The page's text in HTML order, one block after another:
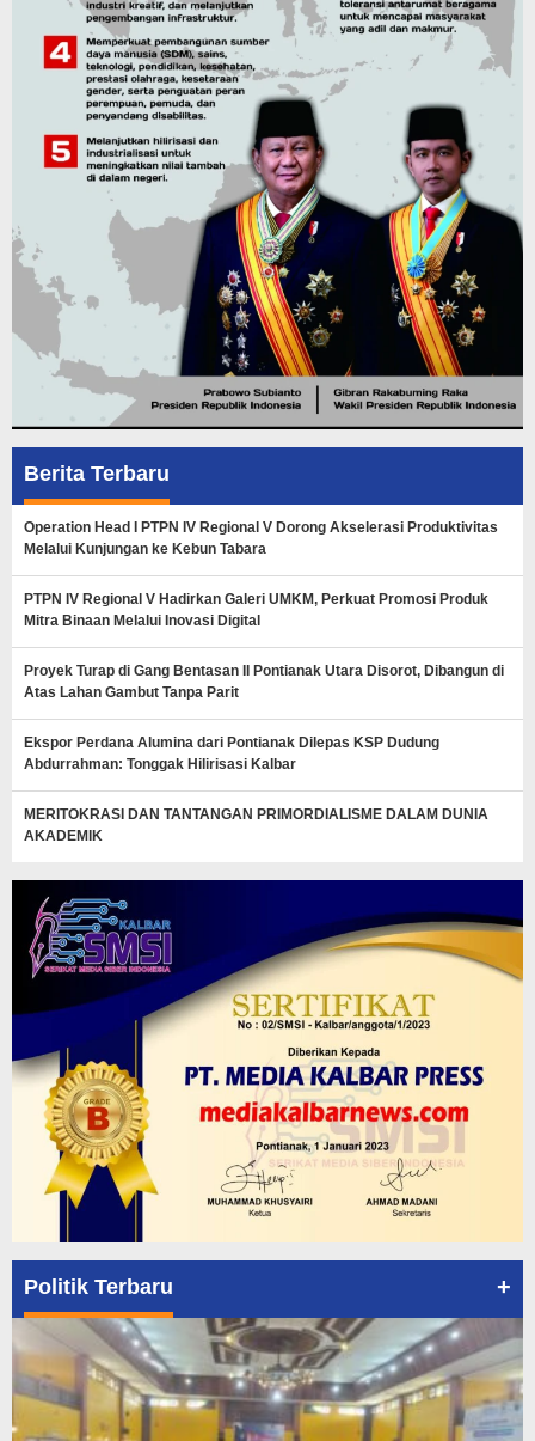
Berita Terbaru
Operation Head I PTPN IV Regional V Dorong Akselerasi Produktivitas
Melalui Kunjungan ke Kebun Tabara
PTPN IV Regional V Hadirkan Galeri UMKM, Perkuat Promosi Produk
Mitra Binaan Melalui Inovasi Digital
Proyek Turap di Gang Bentasan II Pontianak Utara Disorot, Dibangun di
Atas Lahan Gambut Tanpa Parit
Ekspor Perdana Alumina dari Pontianak Dilepas KSP Dudung
Abdurrahman: Tonggak Hilirisasi Kalbar
MERITOKRASI DAN TANTANGAN PRIMORDIALISME DALAM DUNIA
AKADEMIK
Politik Terbaru +